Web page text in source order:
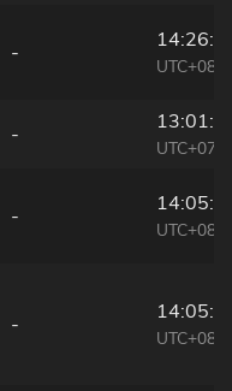
-
-
-
-